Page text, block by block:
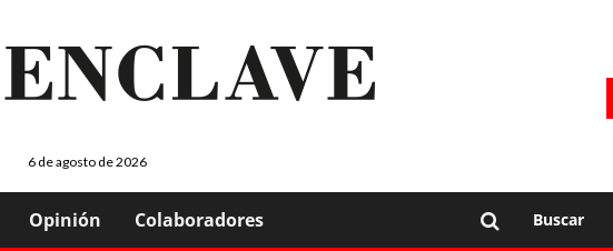
6 de agosto de 2026
Opinión Colaboradores Buscar